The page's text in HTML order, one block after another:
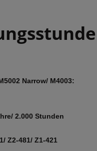
Narrow/ M4003:
2.000 Stunden
Z2-481/ Z1-421